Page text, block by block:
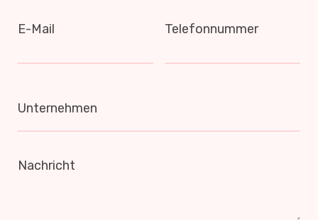
E-Mail Telefonnummer
Unternehmen
Nachricht